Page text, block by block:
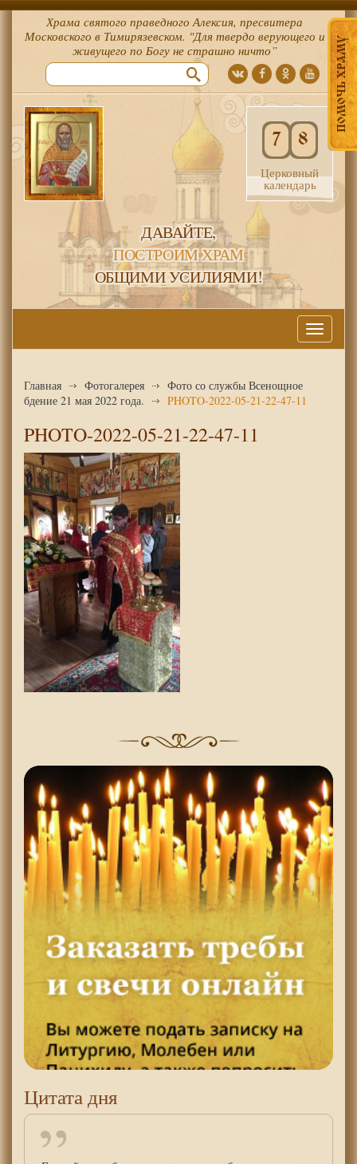
ПОМОЧЬ ХРАМУ
Храма святого праведного Алексия, пресвитера
Московского в Тимирязевском. "Для твердо верующего и
живущего по Богу не страшно ничто”
7 8
Церковный
календарь
ДАВАЙТЕ,
ПОСТРОИМ ХРАМ
ОБЩИМИ УСИЛИЯМИ!
Меню
Главная Фотогалерея
Фото со службы Всенощное
бдение 21 мая 2022 года.
PHOTO-2022-05-21-22-47-11
PHOTO-2022-05-21-22-47-11
Цитата дня